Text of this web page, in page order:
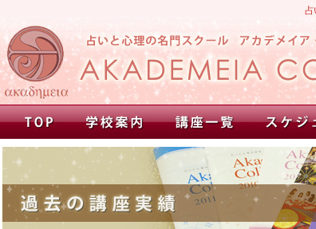
占